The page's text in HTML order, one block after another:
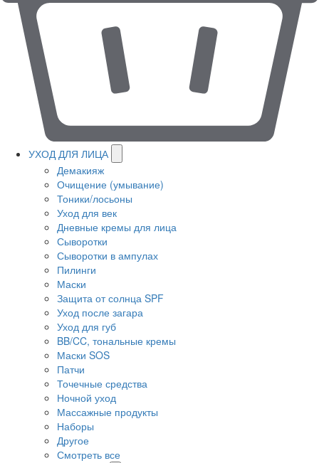
УХОД ДЛЯ ЛИЦА
Демакияж
Очищение (умывание)
Тоники/лосьоны
Уход для век
Дневные кремы для лица
Сыворотки
Сыворотки в ампулах
Пилинги
Маски
Защита от солнца SPF
Уход после загара
Уход для губ
BB/CC, тональные кремы
Маски SOS
Патчи
Точечные средства
Ночной уход
Массажные продукты
Наборы
Другое
Смотреть все